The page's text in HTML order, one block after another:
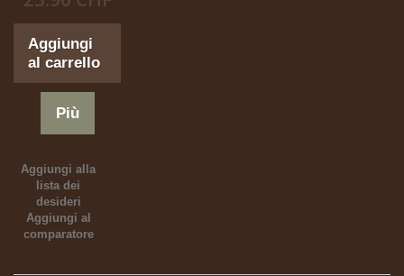
Aggiungi
al carrello
Più
Aggiungi alla
lista dei
desideri
Aggiungi al
comparatore